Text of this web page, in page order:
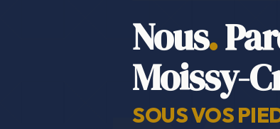
Nous.
Moissy-
SOUS VOS